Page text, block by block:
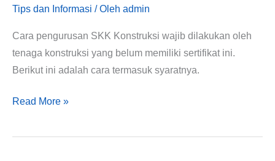
Tips dan Informasi / Oleh admin
Cara pengurusan SKK Konstruksi wajib dilakukan oleh
tenaga konstruksi yang belum memiliki sertifikat ini.
Berikut ini adalah cara termasuk syaratnya.
Read More »